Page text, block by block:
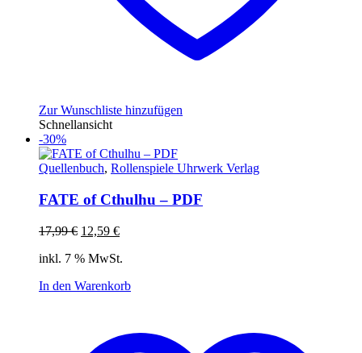
Zur Wunschliste hinzufügen
Schnellansicht
-30%
Quellenbuch, Rollenspiele Uhrwerk Verlag
FATE of Cthulhu – PDF
17,99€ Ursprünglicher
war:
12,59 €Aktueller
ist:
inkl. 7 % MwSt.
In den Warenkorb